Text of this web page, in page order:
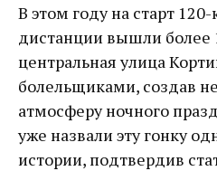
В этом году на старт
дистанции вышли более
центральная улица
болельщиками, создав
атмосферу ночного
уже назвали эту гонку
истории, подтвердив